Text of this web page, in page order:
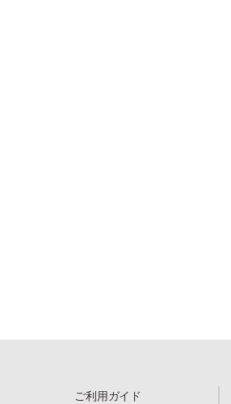
ご利用ガイド